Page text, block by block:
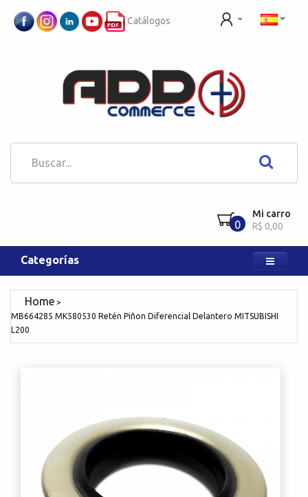
Catálogos
0
Mi carro
R$ 0,00
Categorías
MB664285 MK580530 Retén Piñon Diferencial Delantero MITSUBISHI
L200